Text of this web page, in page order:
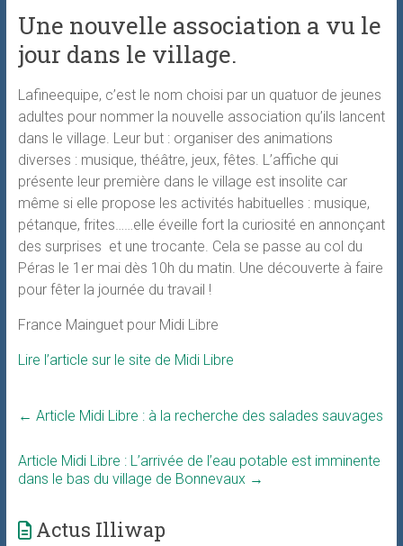
Une nouvelle association a vu le
jour dans le village.
Lafineequipe, c’est le nom choisi par un quatuor de jeunes
adultes pour nommer la nouvelle association qu’ils lancent
dans le village. Leur but : organiser des animations
diverses : musique, théâtre, jeux, fêtes. L’affiche qui
présente leur première dans le village est insolite car
même si elle propose les activités habituelles : musique,
pétanque, frites……elle éveille fort la curiosité en annonçant
des surprises et une trocante. Cela se passe au col du
Péras le 1er mai dès 10h du matin. Une découverte à faire
pour fêter la journée du travail !
France Mainguet pour Midi Libre
Lire l’article sur le site de Midi Libre
← Article Midi Libre : à la recherche des salades sauvages
Article Midi Libre : L’arrivée de l’eau potable est imminente
dans le bas du village de Bonnevaux →
Actus Illiwap